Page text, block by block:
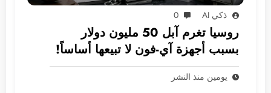
ذكي AI 0
روسيا تغرم آبل 50 مليون دولار
بسبب أجهزة آي-فون لا تبيعها أساساً!
يومين منذ النشر